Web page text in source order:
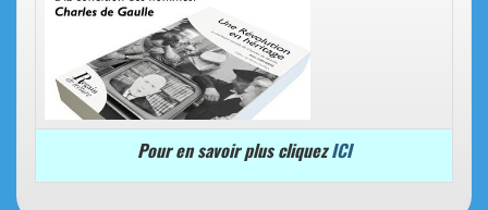
Pour en savoir plus cliquezICI